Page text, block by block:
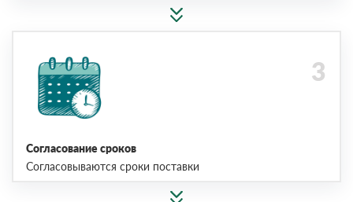
Согласование сроков
Согласовываются сроки поставки